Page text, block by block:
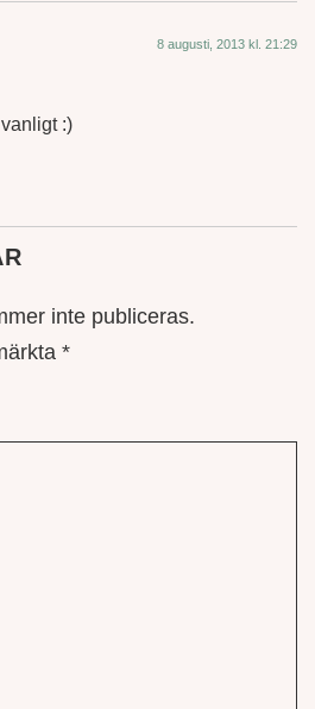
8 augusti, 2013 kl. 21:29
:)
inte publiceras.
*